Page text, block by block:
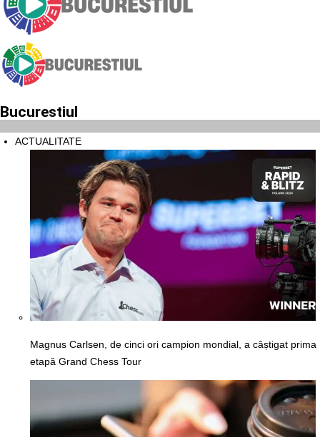
Bucurestiul
ACTUALITATE
Magnus Carlsen, de cinci ori campion mondial, a câștigat prima
etapă Grand Chess Tour